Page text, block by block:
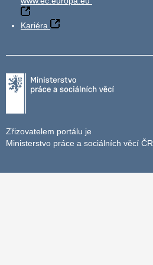
Kariéra
Zřizovatelem portálu je
Ministerstvo práce a sociálních věcí ČR